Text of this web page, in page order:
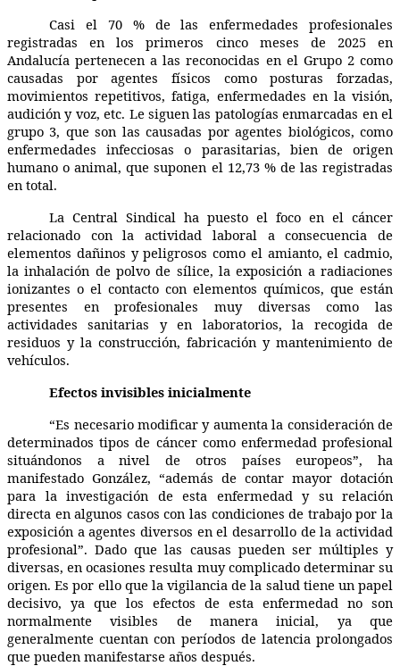
Casi el 70 % de las enfermedades profesionales
registradas en los primeros cinco meses de 2025 en
Andalucía pertenecen a las reconocidas en el Grupo 2 como
causadas por agentes físicos como posturas forzadas,
movimientos repetitivos, fatiga, enfermedades en la visión,
audición y voz, etc. Le siguen las patologías enmarcadas en el
grupo 3, que son las causadas por agentes biológicos, como
enfermedades infecciosas o parasitarias, bien de origen
humano o animal, que suponen el 12,73 % de las registradas
en total.
La Central Sindical ha puesto el foco en el cáncer
relacionado con la actividad laboral a consecuencia de
elementos dañinos y peligrosos como el amianto, el cadmio,
la inhalación de polvo de sílice, la exposición a radiaciones
ionizantes o el contacto con elementos químicos, que están
presentes en profesionales muy diversas como las
actividades sanitarias y en laboratorios, la recogida de
residuos y la construcción, fabricación y mantenimiento de
vehículos.
Efectos invisibles inicialmente
“Es necesario modificar y aumenta la consideración de
determinados tipos de cáncer como enfermedad profesional
situándonos a nivel de otros países europeos”, ha
manifestado González, “además de contar mayor dotación
para la investigación de esta enfermedad y su relación
directa en algunos casos con las condiciones de trabajo por la
exposición a agentes diversos en el desarrollo de la actividad
profesional”. Dado que las causas pueden ser múltiples y
diversas, en ocasiones resulta muy complicado determinar su
origen. Es por ello que la vigilancia de la salud tiene un papel
decisivo, ya que los efectos de esta enfermedad no son
normalmente visibles de manera inicial, ya que
generalmente cuentan con períodos de latencia prolongados
que pueden manifestarse años después.